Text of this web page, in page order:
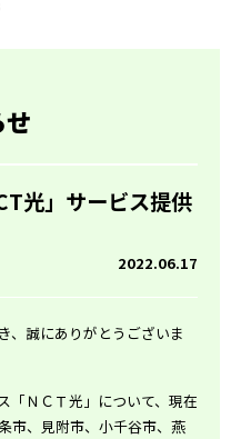
光」サービス提供
2022.06.17
、誠にありがとうございま
「ＮＣＴ光」について、現在
市、見附市、小千谷市、燕